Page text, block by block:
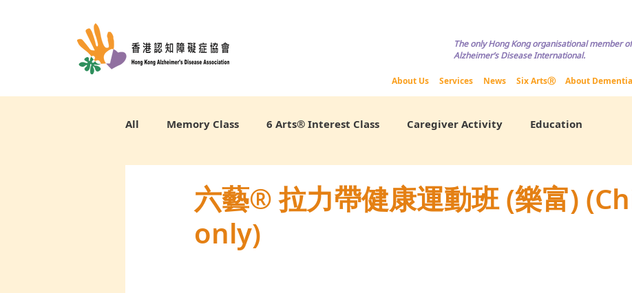
The only Hong Kong organisational member of
Alzheimer’s Disease International.
About Us Services News Six ArtsⓇ About Dementia
All Memory Class 6 Arts® Interest Class Caregiver Activity Education
六藝® 拉力帶健康運動班 (樂富)
only)